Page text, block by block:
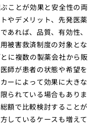
ことが効果と安全性の両
やデメリット、先発医薬
あれば、品質、有効性、
被害救済制度の対象とな
に複数の製薬会社から販
師が患者の状態や希望を
ーによって効果に大きな
られている場合もありま
額で比較検討することが
しているケースも増えて